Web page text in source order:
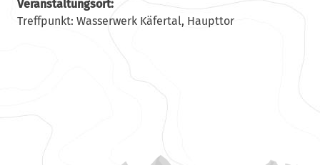
Veranstaltungsort:
Treffpunkt: Wasserwerk Käfertal, Haupttor